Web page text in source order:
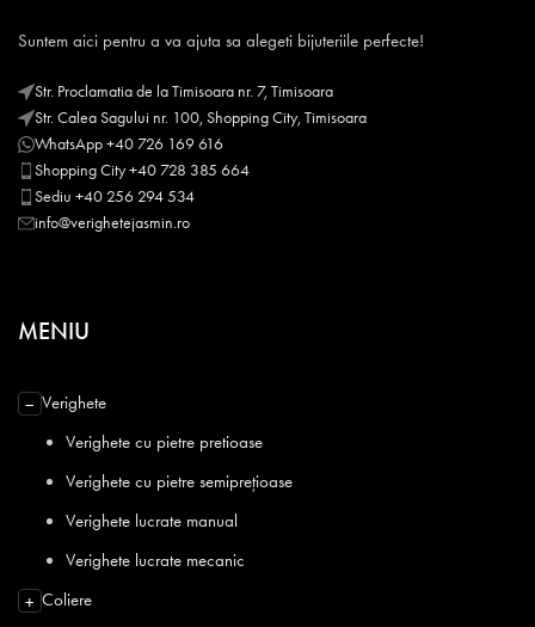
Suntem aici pentru a va ajuta sa alegeti bijuteriile perfecte!
Str. Proclamatia de la Timisoara nr. 7, Timisoara
Str. Calea Sagului nr. 100, Shopping City, Timisoara
WhatsApp +40 726 169 616
Shopping City +40 728 385 664
Sediu +40 256 294 534
info@verighetejasmin.ro
MENIU
− Verighete
Verighete cu pietre pretioase
Verighete cu pietre semiprețioase
Verighete lucrate manual
Verighete lucrate mecanic
+ Coliere